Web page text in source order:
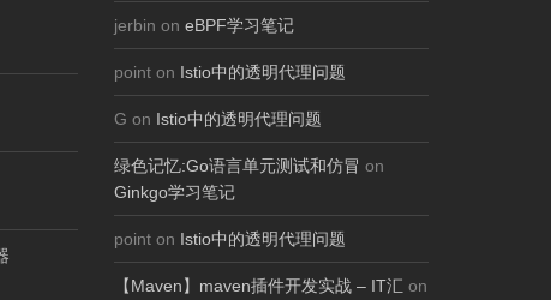
jerbin on eBPF学习笔记
point on Istio中的透明代理问题
G on Istio中的透明代理问题
绿色记忆:Go语言单元测试和仿冒 on
Ginkgo学习笔记
point on Istio中的透明代理问题
【Maven】maven插件开发实战 – IT汇 on